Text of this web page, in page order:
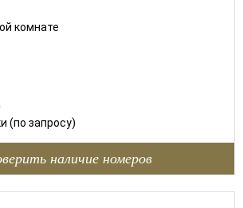
комнате
(по запросу)
наличие номеров